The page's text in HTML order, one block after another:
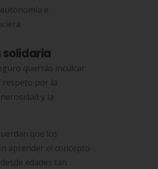
e
solidaria
querrás inculcar
respeto por la
y la
que los
aprender el concepto
edades tan